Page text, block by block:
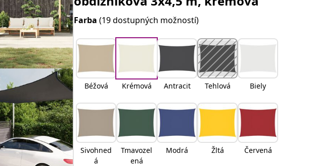
Farba(19 dostupných možností)
Béžová Krémová Antracit Tehlová Biely
Sivohned
á
Tmavozel
ená
Modrá Žltá Červená